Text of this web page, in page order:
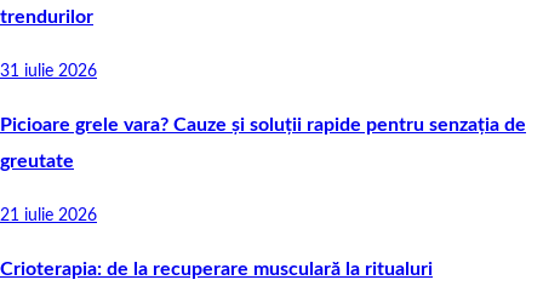
trendurilor
31 iulie 2026
Picioare grele vara? Cauze și soluții rapide pentru senzația de
greutate
21 iulie 2026
Crioterapia: de la recuperare musculară la ritualuri